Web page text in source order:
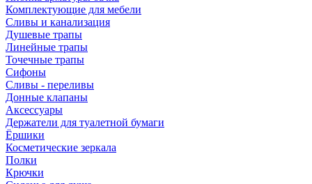
Комплектующие для мебели
Сливы и канализация
Душевые трапы
Линейные трапы
Точечные трапы
Сифоны
Сливы - переливы
Донные клапаны
Аксессуары
Держатели для туалетной бумаги
Ёршики
Косметические зеркала
Полки
Крючки